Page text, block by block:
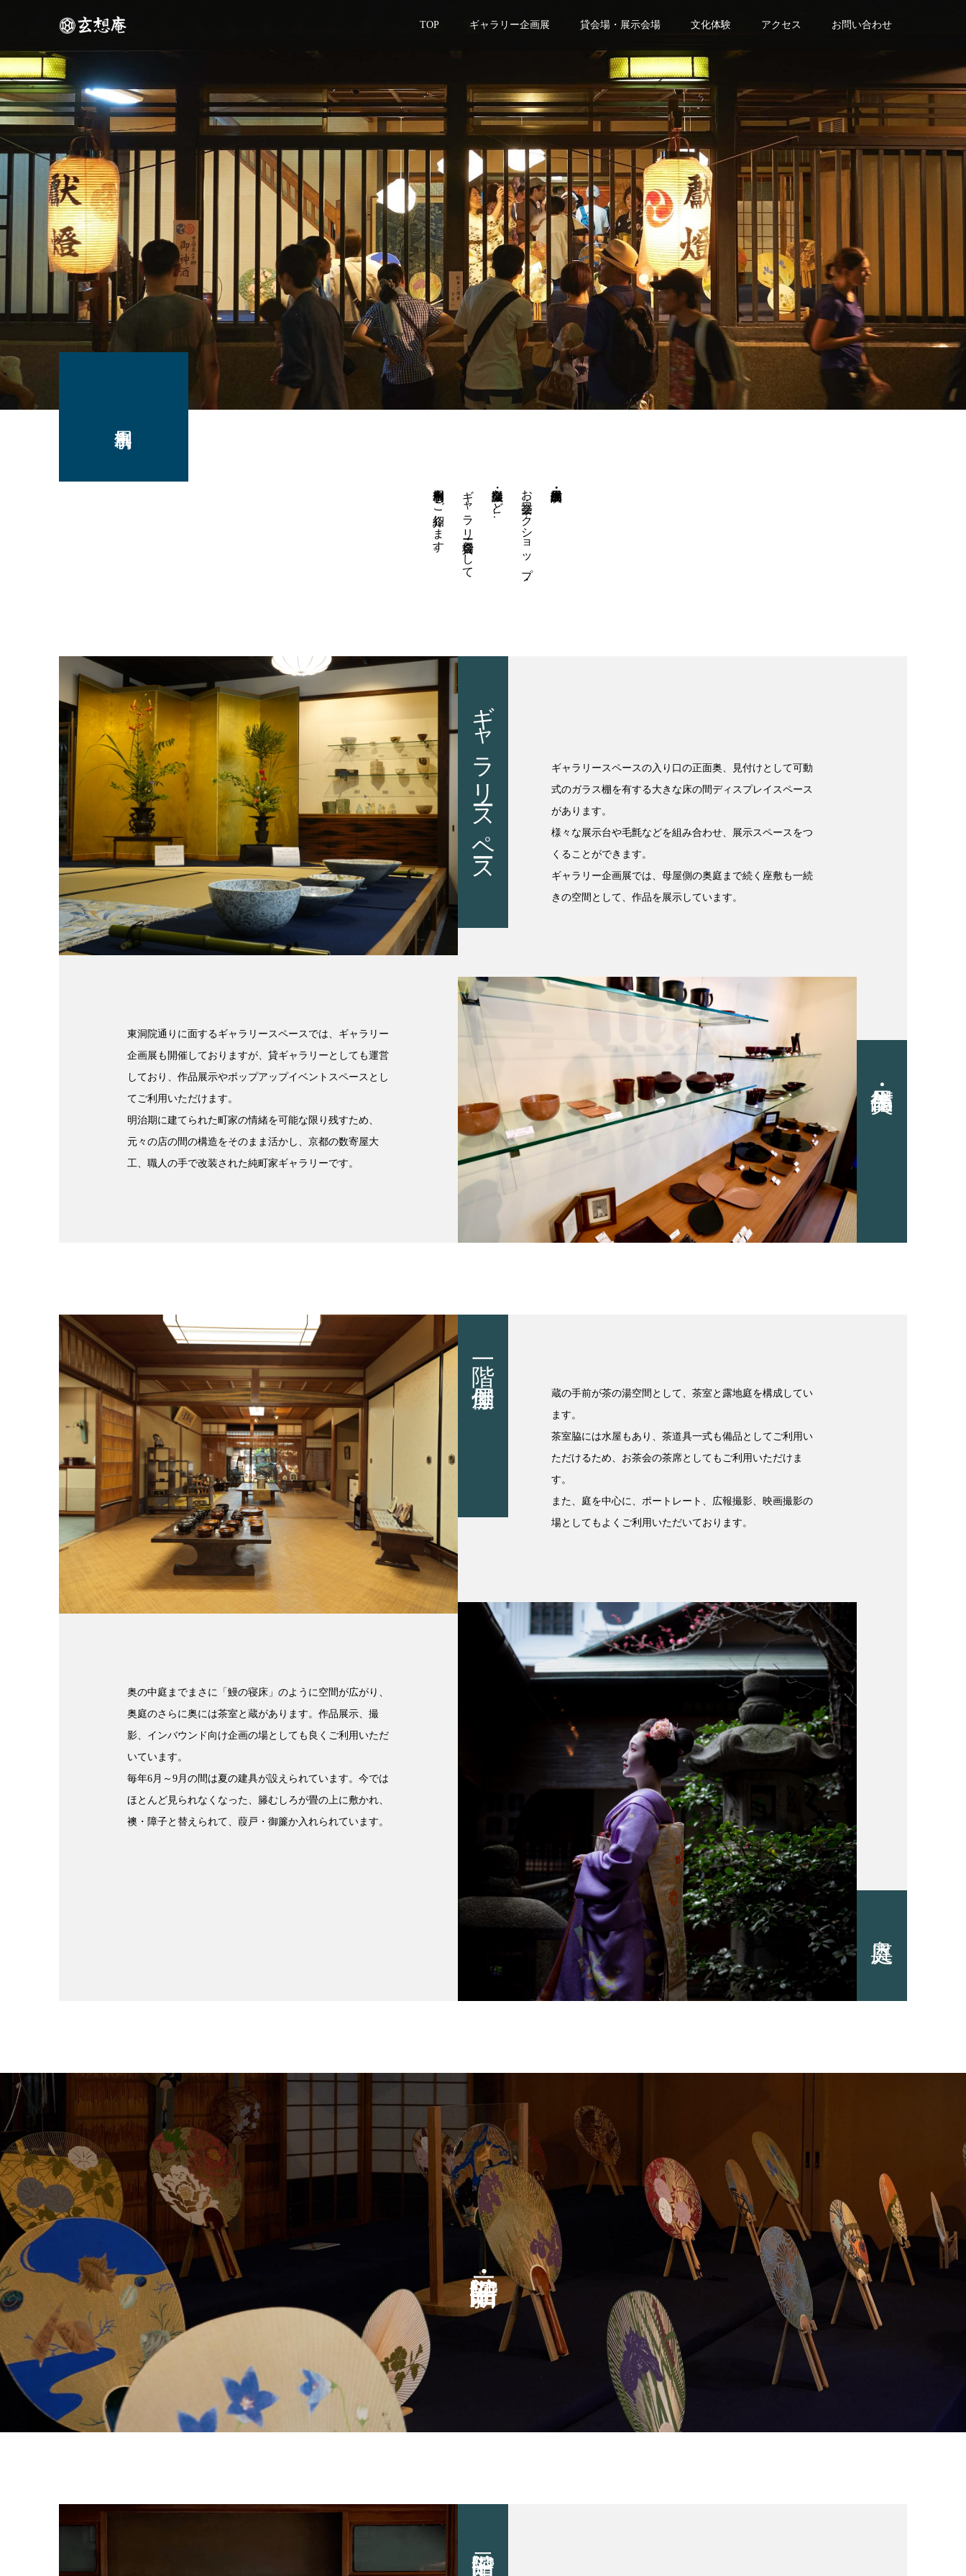
TOP ギャラリー企画展 貸会場・展示会場 文化体験 アクセス お問い合わせ
お茶会・ワークショップ・
会議・撮影など…
ギャラリー・貸会場として
利用事例をご紹介します。
ギャラリースペース
東洞院通りに面するギャラリースペースでは、ギャラリー
企画展も開催しておりますが、貸ギャラリーとしても運営
しており、作品展示やポップアップイベントスペースとし
てご利用いただけます。
明治期に建てられた町家の情緒を可能な限り残すため、
元々の店の間の構造をそのまま活かし、京都の数寄屋大
工、職人の手で改装された純町家ギャラリーです。
ギャラリースペースの入り口の正面奥、見付けとして可動
式のガラス棚を有する大きな床の間ディスプレイスペース
があります。
様々な展示台や毛氈などを組み合わせ、展示スペースをつ
くることができます。
ギャラリー企画展では、母屋側の奥庭まで続く座敷も一続
きの空間として、作品を展示しています。
一階 母屋側
奥の中庭までまさに「鰻の寝床」のように空間が広がり、
奥庭のさらに奥には茶室と蔵があります。作品展示、撮
影、インバウンド向け企画の場としても良くご利用いただ
いています。
毎年6月～9月の間は夏の建具が設えられています。今では
ほとんど見られなくなった、籐むしろが畳の上に敷かれ、
襖・障子と替えられて、葭戸・御簾か入れられています。
蔵の手前が茶の湯空間として、茶室と露地庭を構成してい
ます。
茶室脇には水屋もあり、茶道具一式も備品としてご利用い
ただけるため、お茶会の茶席としてもご利用いただけま
す。
また、庭を中心に、ポートレート、広報撮影、映画撮影の
場としてもよくご利用いただいております。